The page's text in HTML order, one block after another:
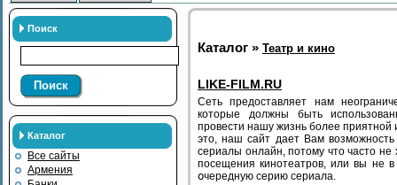
Поиск
Поиск
Каталог
Все сайты
Армения
Каталог » Театр и кино
LIKE-FILM.RU
Сеть предоставляет нам
которые должны быть
провести нашу жизнь более
это, наш сайт дает Вам
сериалы онлайн, потому что часто не
посещения кинотеатров, или вы не в
օчередную серию сериала.